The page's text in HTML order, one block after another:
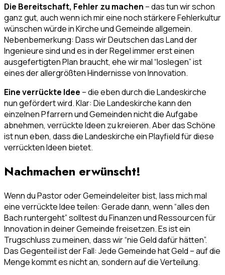
Die Bereitschaft, Fehler zu machen – das tun wir schon
ganz gut, auch wenn ich mir eine noch stärkere Fehlerkultur
wünschen würde in Kirche und Gemeinde allgemein.
Nebenbemerkung: Dass wir Deutschen das Land der
Ingenieure sind und es in der Regel immer erst einen
ausgefertigten Plan braucht, ehe wir mal “loslegen” ist
eines der allergrößten Hindernisse von Innovation.
Eine verrückte Idee – die eben durch die Landeskirche
nun gefördert wird. Klar: Die Landeskirche kann den
einzelnen Pfarrern und Gemeinden nicht die Aufgabe
abnehmen, verrückte Ideen zu kreieren. Aber das Schöne
ist nun eben, dass die Landeskirche ein Playfield für diese
verrückten Ideen bietet.
Nachmachen erwünscht!
Wenn du Pastor oder Gemeindeleiter bist, lass mich mal
eine verrückte Idee teilen: Gerade dann, wenn “alles den
Bach runtergeht” solltest du Finanzen und Ressourcen für
Innovation in deiner Gemeinde freisetzen. Es ist ein
Trugschluss zu meinen, dass wir “nie Geld dafür hätten”.
Das Gegenteil ist der Fall: Jede Gemeinde hat Geld – auf die
Menge kommt es nicht an, sondern auf die Verteilung.